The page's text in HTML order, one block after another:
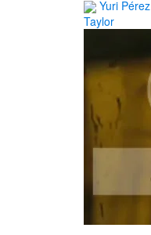
Yuri Pérez
Taylor